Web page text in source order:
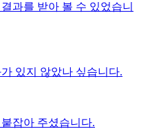
과를 받아 볼 수 있었습니
있지 않았나 싶습니다.
잡아 주셨습니다.